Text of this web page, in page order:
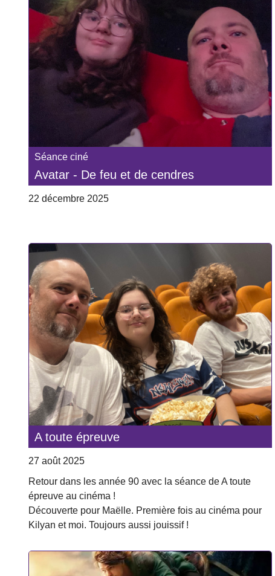
Séance ciné
Avatar - De feu et de cendres
22 décembre 2025
A toute épreuve
27 août 2025
Retour dans les année 90 avec la séance de A toute
épreuve au cinéma !
Découverte pour Maëlle. Première fois au cinéma pour
Kilyan et moi. Toujours aussi jouissif !